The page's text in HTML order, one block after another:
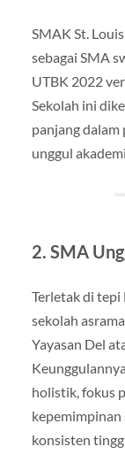
SMAK St.
sebagai SMA
UTBK 2022
Sekolah ini
panjang
unggul
2. SMA
Terletak di tepi
sekolah
Yayasan Del
holistik, fokus
kepemimpinan
konsisten